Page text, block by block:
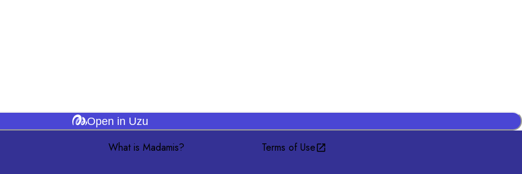
Open in Uzu
What is Madamis? Terms of Use